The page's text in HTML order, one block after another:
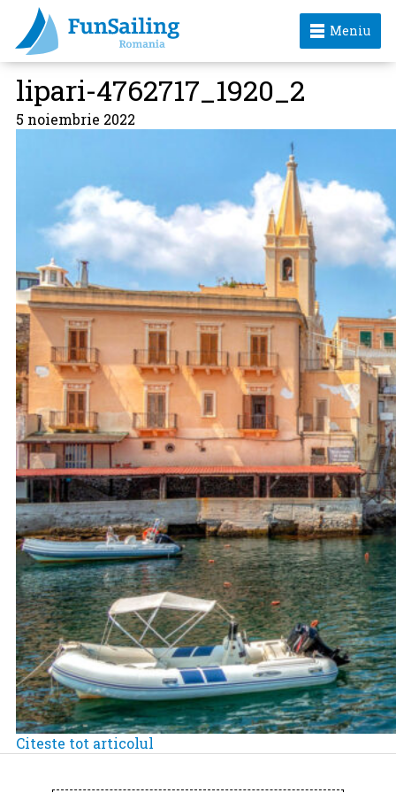
Meniu
lipari-4762717_1920_2
5 noiembrie 2022
Citeste tot articolul